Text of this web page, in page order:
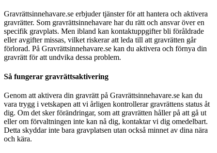
Gravrättsinnehavare.se erbjuder tjänster för att hantera och aktivera
gravrätter. Som gravrättsinnehavare har du rätt och ansvar över en
specifik gravplats. Men ibland kan kontaktuppgifter bli föråldrade
eller avgifter missas, vilket riskerar att leda till att gravrätten går
förlorad. På Gravrättsinnehavare.se kan du aktivera och förnya din
gravrätt för att undvika dessa problem.
Så fungerar gravrättsaktivering
Genom att aktivera din gravrätt på Gravrättsinnehavare.se kan du
vara trygg i vetskapen att vi årligen kontrollerar gravrättens status åt
dig. Om det sker förändringar, som att gravrätten håller på att gå ut
eller om förvaltningen inte kan nå dig, kontaktar vi dig omedelbart.
Detta skyddar inte bara gravplatsen utan också minnet av dina nära
och kära.